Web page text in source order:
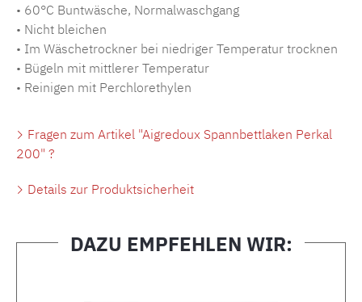
• 60°C Buntwäsche, Normalwaschgang
• Nicht bleichen
• Im Wäschetrockner bei niedriger Temperatur trocknen
• Bügeln mit mittlerer Temperatur
• Reinigen mit Perchlorethylen
Fragen zum Artikel "Aigredoux Spannbettlaken Perkal
200" ?
Details zur Produktsicherheit
DAZU EMPFEHLEN WIR: